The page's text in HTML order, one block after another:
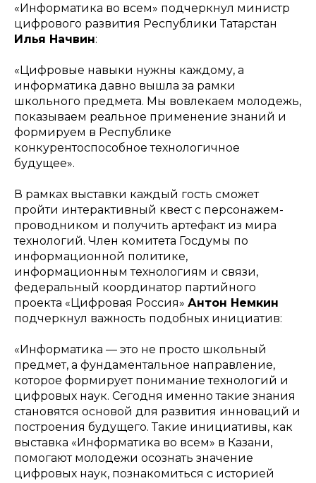
«Информатика во всем» подчеркнул министр
цифрового развития Республики Татарстан
Илья Начвин:
«Цифровые навыки нужны каждому, а
информатика давно вышла за рамки
школьного предмета. Мы вовлекаем молодежь,
показываем реальное применение знаний и
формируем в Республике
конкурентоспособное технологичное
будущее».
В рамках выставки каждый гость сможет
пройти интерактивный квест с персонажем-
проводником и получить артефакт из мира
технологий. Член комитета Госдумы по
информационной политике,
информационным технологиям и связи,
федеральный координатор партийного
проекта «Цифровая Россия» Антон Немкин
подчеркнул важность подобных инициатив:
«Информатика — это не просто школьный
предмет, а фундаментальное направление,
которое формирует понимание технологий и
цифровых наук. Сегодня именно такие знания
становятся основой для развития инноваций и
построения будущего. Такие инициативы, как
выставка «Информатика во всем» в Казани,
помогают молодежи осознать значение
цифровых наук, познакомиться с историей